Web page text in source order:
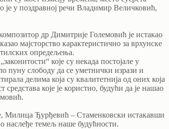
је у поздравној речи Владимир Величковић,
др Димитрије Големовић је истакао
мајсторство карактеристично за врхунске
опредељења.
које су некада постојале у
пуну слободу да се уметнички изрази и
делима која су квалитетнија од оних која
које је користио, будући да је нашао
Милица Ђурђевић – Стаменковски истакавши
наслеђе темељ наше будућности.